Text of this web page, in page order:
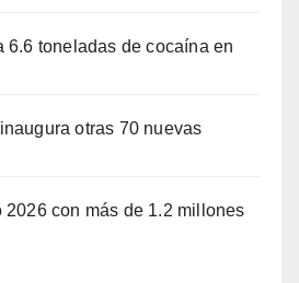
6.6 toneladas de cocaína en
otras 70 nuevas
con más de 1.2 millones